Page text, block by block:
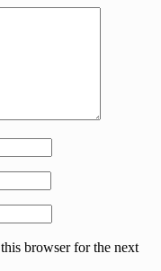
browser for the next